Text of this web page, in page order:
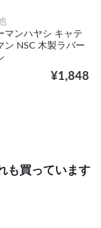
マンハヤシ キャテ
ン NSC 木製ラバー
¥1,848
も買っています